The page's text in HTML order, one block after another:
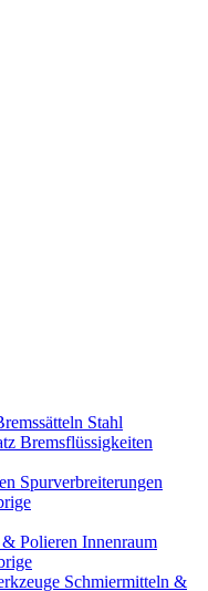
Stahl
Bremsflüssigkeiten
Spurverbreiterungen
Polieren Innenraum
Schmiermitteln &